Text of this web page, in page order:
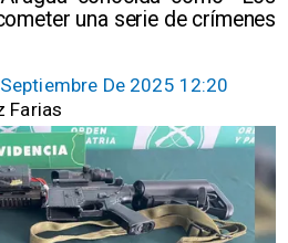
una serie de crímenes
De 2025 12:20
Farias